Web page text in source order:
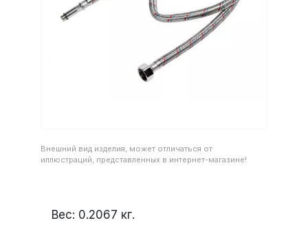
Внешний вид изделия, может отличаться от
иллюстраций, представленных в интернет-магазине!
Вес: 0.2067 кг.